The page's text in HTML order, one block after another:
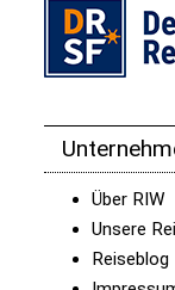
Über RIW
Unsere
Reiseblog